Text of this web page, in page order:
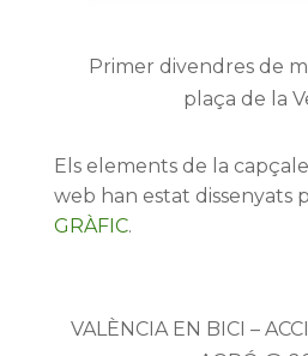
Primer divendres de
plaça de la
Els elements de la
web han estat dissenyats
GRÀFIC.
VALÈNCIA EN BICI –